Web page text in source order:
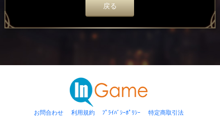
戻る
お問合わせ 利用規約 ﾌﾟﾗｲﾊﾞｼｰﾎﾟﾘｼｰ 特定商取引法